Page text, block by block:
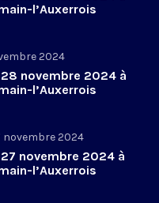
l’Auxerrois
2024
novembre 2024 à
l’Auxerrois
novembre 2024
novembre 2024 à
l’Auxerrois